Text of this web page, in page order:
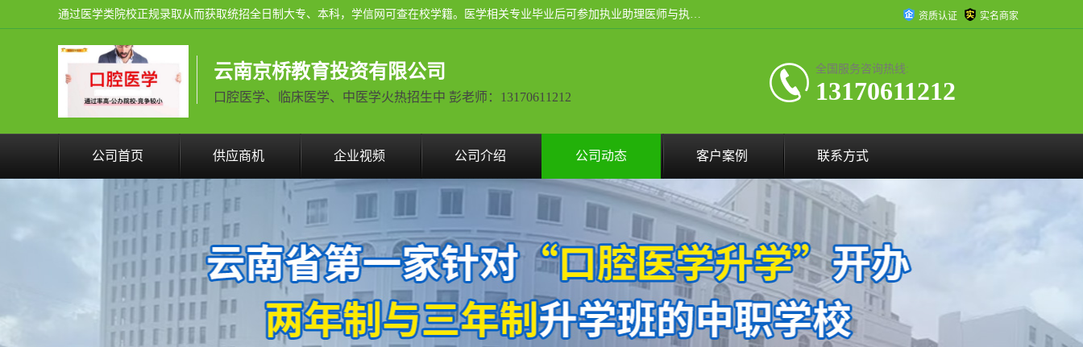
通过医学类院校正规录取从而获取统招全日制大专、本科，学信网可查在校学籍。医学相关专业毕业后可参加执业助理医师与执业医师证书考试（如口腔医学、临床医学、中医学等专业）. 资质认证 实名商家
云南京桥教育投资有限公司
口腔医学、临床医学、中医学火热招生中 彭老师：13170611212
全国服务咨询热线:
13170611212
公司首页 供应商机 企业视频 公司介绍 公司动态 客户案例 联系方式